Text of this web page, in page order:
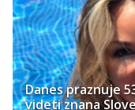
Danes praznuje
videti znana